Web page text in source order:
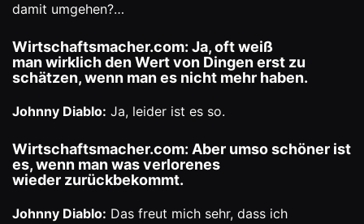
damit umgehen?…
Wirtschaftsmacher.com: Ja, oft weiß
man wirklich den Wert von Dingen erst zu
schätzen, wenn man es nicht mehr haben.
Johnny Diablo: Ja, leider ist es so.
Wirtschaftsmacher.com: Aber umso schöner ist
es, wenn man was verlorenes
wieder zurückbekommt.
Johnny Diablo: Das freut mich sehr, dass ich